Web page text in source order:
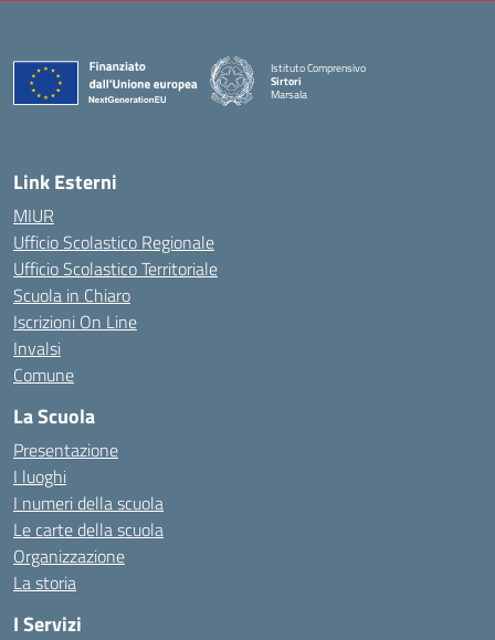
Istituto Comprensivo
Sirtori
Marsala
Link Esterni
MIUR
Ufficio Scolastico Regionale
Ufficio Scolastico Territoriale
Scuola in Chiaro
Iscrizioni On Line
Invalsi
Comune
La Scuola
Presentazione
I luoghi
I numeri della scuola
Le carte della scuola
Organizzazione
La storia
I Servizi